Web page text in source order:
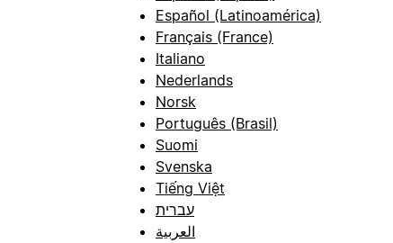
Español (Latinoamérica)
Français (France)
Italiano
Nederlands
Norsk
Português (Brasil)
Suomi
Svenska
Tiếng Việt
עברית
العربية